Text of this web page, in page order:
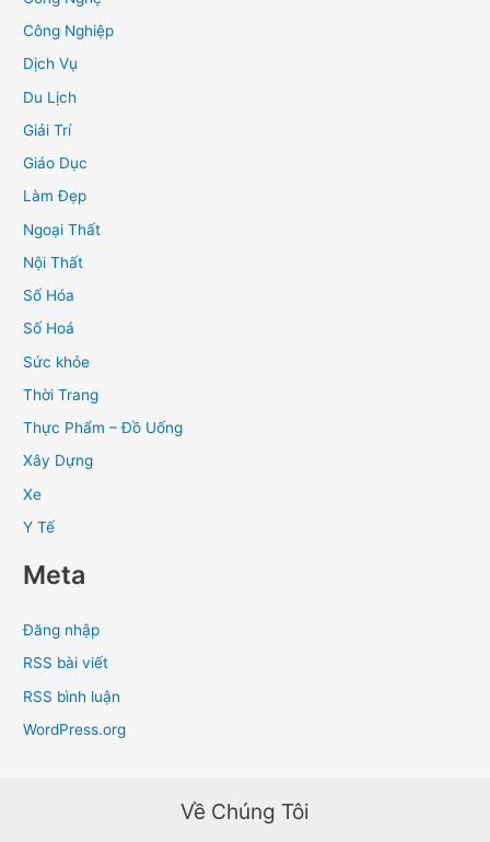
Công Nghiệp
Dịch Vụ
Du Lịch
Giải Trí
Giáo Dục
Làm Đẹp
Ngoại Thất
Nội Thất
Số Hóa
Số Hoá
Sức khỏe
Thời Trang
Thực Phẩm – Đồ Uống
Xây Dựng
Xe
Y Tế
Meta
Đăng nhập
RSS bài viết
RSS bình luận
WordPress.org
Về Chúng Tôi